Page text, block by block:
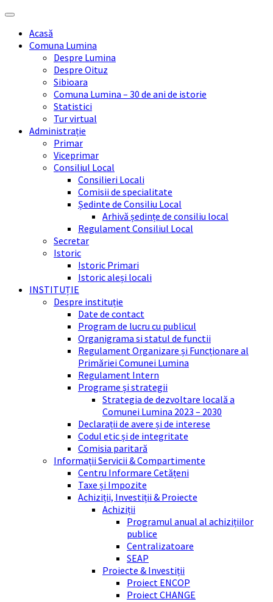
Skip
content
Skip
sidebar
Skip
right
sidebar
Skip
footerAcasă
Comuna Lumina
Despre Lumina
Despre Oituz
Sibioara
Comuna Lumina – 30 de ani de istorie
Statistici
Tur virtual
Administrație
Primar
Viceprimar
Consiliul Local
Consilieri Locali
Comisii de specialitate
Ședinte de Consiliu Local
Arhivă ședințe de consiliu local
Regulament Consiliul Local
Secretar
Istoric
Istoric Primari
Istoric aleși locali
INSTITUȚIE
Despre instituție
Date de contact
Program de lucru cu publicul
Organigrama si statul de functii
Regulament Organizare și Funcționare al
Primăriei Comunei Lumina
Regulament Intern
Programe și strategii
Strategia de dezvoltare locală a
Comunei Lumina 2023 – 2030
Declarații de avere și de interese
Codul etic și de integritate
Comisia paritară
Informații Servicii & Compartimente
Centru Informare Cetățeni
Taxe și Impozite
Achiziții, Investiții & Proiecte
Achiziții
Programul anual al achizițiilor
publice
Centralizatoare
SEAP
Proiecte & Investiții
Proiect ENCOP
Proiect CHANGE